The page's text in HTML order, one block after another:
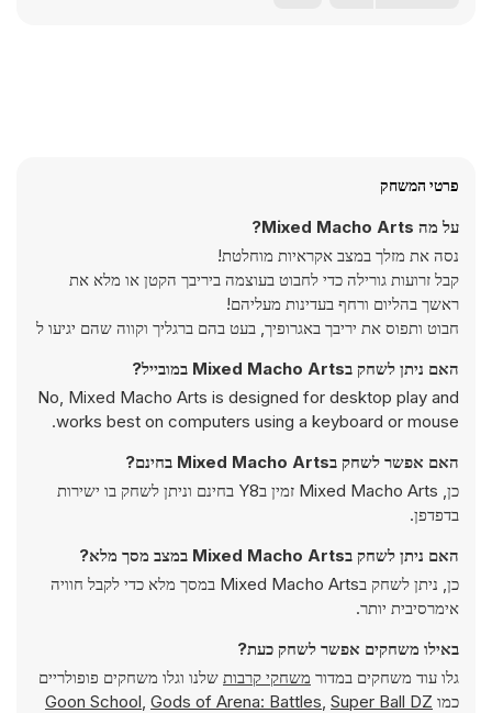
פרטי המשחק
על מה Mixed Macho Arts?
נסה את מזלך במצב אקראיות מוחלטת!
קבל זרועות גורילה כדי לחבוט בעוצמה ביריבך הקטן או מלא את
ראשך בהליום ורחף בעדינות מעליהם!
חבוט ותפוס את יריבך באגרופיך, בעט בהם ברגליך וקווה שהם יגיעו ל
האם ניתן לשחק בMixed Macho Arts במובייל?
No, Mixed Macho Arts is designed for desktop play and
works best on computers using a keyboard or mouse.
האם אפשר לשחק בMixed Macho Arts בחינם?
כן, Mixed Macho Arts זמין בY8 בחינם וניתן לשחק בו ישירות
בדפדפן.
האם ניתן לשחק בMixed Macho Arts במצב מסך מלא?
כן, ניתן לשחק בMixed Macho Arts במסך מלא כדי לקבל חוויה
אימרסיבית יותר.
באילו משחקים אפשר לשחק כעת?
גלו עוד משחקים במדור משחקי קרבות שלנו וגלו משחקים פופולריים
כמו
Goon School, Gods of Arena: Battles, Super Ball DZ